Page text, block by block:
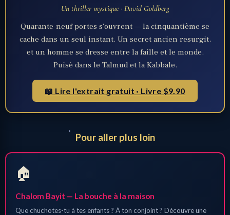
Un thriller mystique · David Goldberg
Quarante-neuf portes s'ouvrent — la cinquantième se
cache dans un seul instant. Un secret ancien resurgit,
et un homme se dresse entre la faille et le monde.
Puisé dans le Talmud et la Kabbale.
📖 Lire l'extrait gratuit · Livre $9.90
Pour aller plus loin
🏠
Chalom Bayit — La bouche à la maison
Que chuchotes-tu à tes enfants ? À ton conjoint ? Découvre une